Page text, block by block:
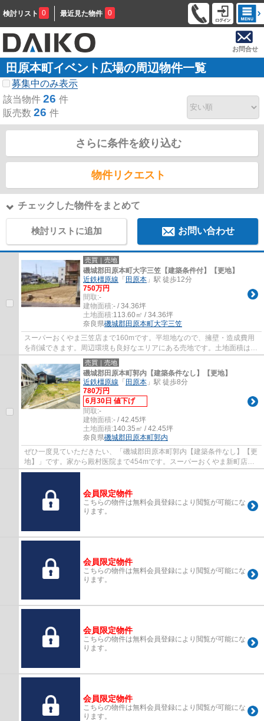
検討リスト 0 最近見た物件 0
お問合せ
田原本町イベント広場の周辺物件一覧
募集中のみ表示
該当物件 26 件
販売数 26 件
さらに条件を絞り込む
物件リクエスト
チェックした物件をまとめて
検討リストに追加 お問い合わせ
売買｜売地
磯城郡田原本町大字三笠【建築条件付】【更地】
近鉄橿原線 「 田原本 」駅 徒歩12分
750万円
間取:-
建物面積:- / 34.36坪
土地面積:113.60㎡ / 34.36坪
奈良県磯城郡田原本町大字三笠
スーパーおくやま三笠店まで160mです。平坦地なので、擁壁・造成費用
を削減できます。周辺環境も良好なエリアにある売地です。土地面積は
113.6㎡(公簿)でございます。情報量豊富なダイ...
売買｜売地
磯城郡田原本町郭内【建築条件なし】【更地】
近鉄橿原線 「 田原本 」駅 徒歩8分
780万円
6月30日 値下げ
間取:-
建物面積:- / 42.45坪
土地面積:140.35㎡ / 42.45坪
奈良県磯城郡田原本町郭内
ぜひ一度見ていただきたい、「磯城郡田原本町郭内【建築条件なし】【更
地】」です。家から殿村医院まで454mです。スーパーおくやま新町店ま
で476mです。アップダウンの少ない平坦地で...
会員限定物件
こちらの物件は無料会員登録により閲覧が可能にな
ります。
会員限定物件
こちらの物件は無料会員登録により閲覧が可能にな
ります。
会員限定物件
こちらの物件は無料会員登録により閲覧が可能にな
ります。
会員限定物件
こちらの物件は無料会員登録により閲覧が可能にな
ります。